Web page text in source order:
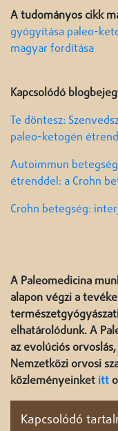
A tudományos cikk
gyógyítása paleo-
magyar fordítása
Kapcsolódó
Te döntesz:
paleo-ketogén
Autoimmun
étrenddel: a Crohn
Crohn betegség:
A Paleomedicina
alapon végzi a
elhatárolódunk. A
az evolúciós
Nemzetközi orvosi
közleményeinket itt
Kapcsolódó